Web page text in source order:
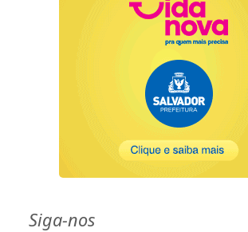
Siga-nos